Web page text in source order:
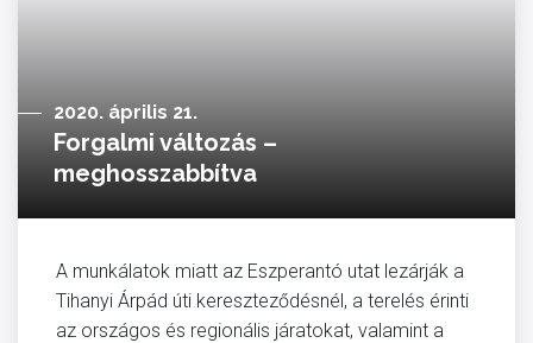
2020. április 21.
Forgalmi változás –
meghosszabbítva
A munkálatok miatt az Eszperantó utat lezárják a
Tihanyi Árpád úti kereszteződésnél, a terelés érinti
az országos és regionális járatokat, valamint a